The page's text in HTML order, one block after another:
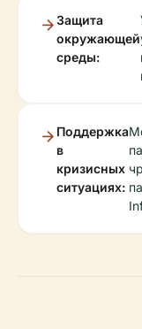
Защита
окружающей
среды:
Поддержка
в
кризисных
ситуациях: